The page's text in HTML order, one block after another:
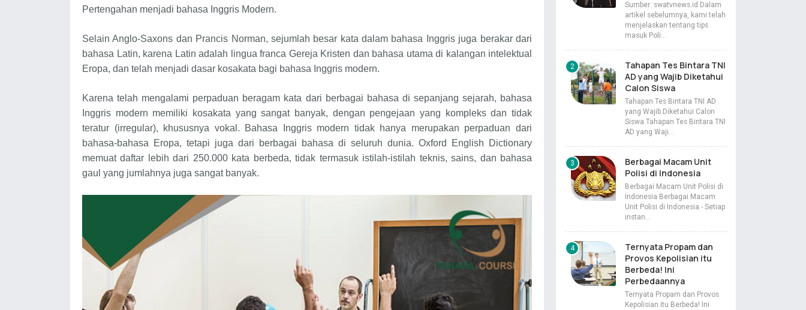
Pertengahan menjadi bahasa Inggris Modern.
Selain Anglo-Saxons dan Prancis Norman, sejumlah besar kata dalam bahasa Inggris juga berakar dari
bahasa Latin, karena Latin adalah lingua franca Gereja Kristen dan bahasa utama di kalangan intelektual
Eropa, dan telah menjadi dasar kosakata bagi bahasa Inggris modern.
Karena telah mengalami perpaduan beragam kata dari berbagai bahasa di sepanjang sejarah, bahasa
Inggris modern memiliki kosakata yang sangat banyak, dengan pengejaan yang kompleks dan tidak
teratur (irregular), khususnya vokal. Bahasa Inggris modern tidak hanya merupakan perpaduan dari
bahasa-bahasa Eropa, tetapi juga dari berbagai bahasa di seluruh dunia. Oxford English Dictionary
memuat daftar lebih dari 250.000 kata berbeda, tidak termasuk istilah-istilah teknis, sains, dan bahasa
gaul yang jumlahnya juga sangat banyak.
Sumber: swatvnews.id Dalam
artikel sebelumnya, kami telah
menjelaskan tentang tips
masuk Poli…
Tahapan Tes Bintara TNI
AD yang Wajib Diketahui
Calon Siswa
Tahapan Tes Bintara TNI AD
yang Wajib Diketahui Calon
Siswa Tahapan Tes Bintara TNI
AD yang Waji…
Berbagai Macam Unit
Polisi di Indonesia
Berbagai Macam Unit Polisi di
Indonesia Berbagai Macam
Unit Polisi di Indonesia - Setiap
instan…
Ternyata Propam dan
Provos Kepolisian itu
Berbeda! Ini
Perbedaannya
Ternyata Propam dan Provos
Kepolisian itu Berbeda! Ini